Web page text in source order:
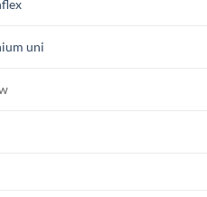
uni